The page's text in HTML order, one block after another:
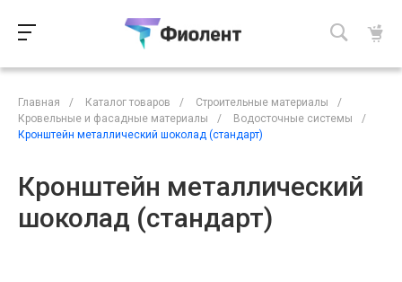
Главная / Каталог товаров / Строительные материалы
/
Кровельные и фасадные материалы
/ Водосточные системы
/
Кронштейн металлический шоколад (стандарт)
Кронштейн металлический
шоколад (стандарт)